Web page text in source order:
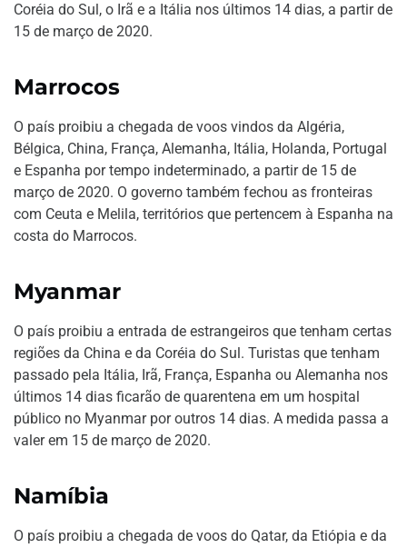
Coréia do Sul, o Irã e a Itália nos últimos 14 dias, a partir de
15 de março de 2020.
Marrocos
O país proibiu a chegada de voos vindos da Algéria,
Bélgica, China, França, Alemanha, Itália, Holanda, Portugal
e Espanha por tempo indeterminado, a partir de 15 de
março de 2020. O governo também fechou as fronteiras
com Ceuta e Melila, territórios que pertencem à Espanha na
costa do Marrocos.
Myanmar
O país proibiu a entrada de estrangeiros que tenham certas
regiões da China e da Coréia do Sul. Turistas que tenham
passado pela Itália, Irã, França, Espanha ou Alemanha nos
últimos 14 dias ficarão de quarentena em um hospital
público no Myanmar por outros 14 dias. A medida passa a
valer em 15 de março de 2020.
Namíbia
O país proibiu a chegada de voos do Qatar, da Etiópia e da